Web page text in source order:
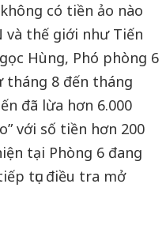
có tiền ảo nào
thế giới như Tiến
Hùng, Phó phòng 6
tháng 8 đến tháng
đã lừa hơn 6.000
với số tiền hơn 200
tại Phòng 6 đang
tục điều tra mở